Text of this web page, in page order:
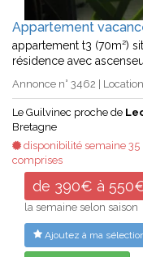
Appartement
appartement t3 (70m²)
résidence avec
Annonce n° 3462 |
Le Guilvinec proche de
Bretagne
disponibilité semaine
comprises
de 390€ à
la semaine selon saison
Ajoutez à ma